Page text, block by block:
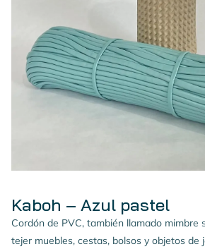
Kaboh – Azul pastel
Cordón de PVC, también llamado mimbre
tejer muebles, cestas, bolsos y objetos de